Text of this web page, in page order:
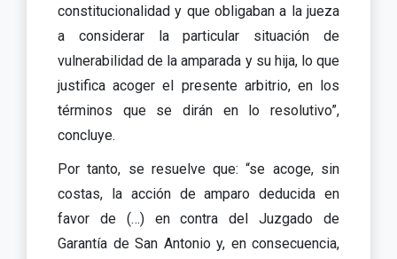
constitucionalidad y que obligaban a la jueza
a considerar la particular situación de
vulnerabilidad de la amparada y su hija, lo que
justifica acoger el presente arbitrio, en los
términos que se dirán en lo resolutivo”,
concluye.
Por tanto, se resuelve que: “se acoge, sin
costas, la acción de amparo deducida en
favor de (…) en contra del Juzgado de
Garantía de San Antonio y, en consecuencia,